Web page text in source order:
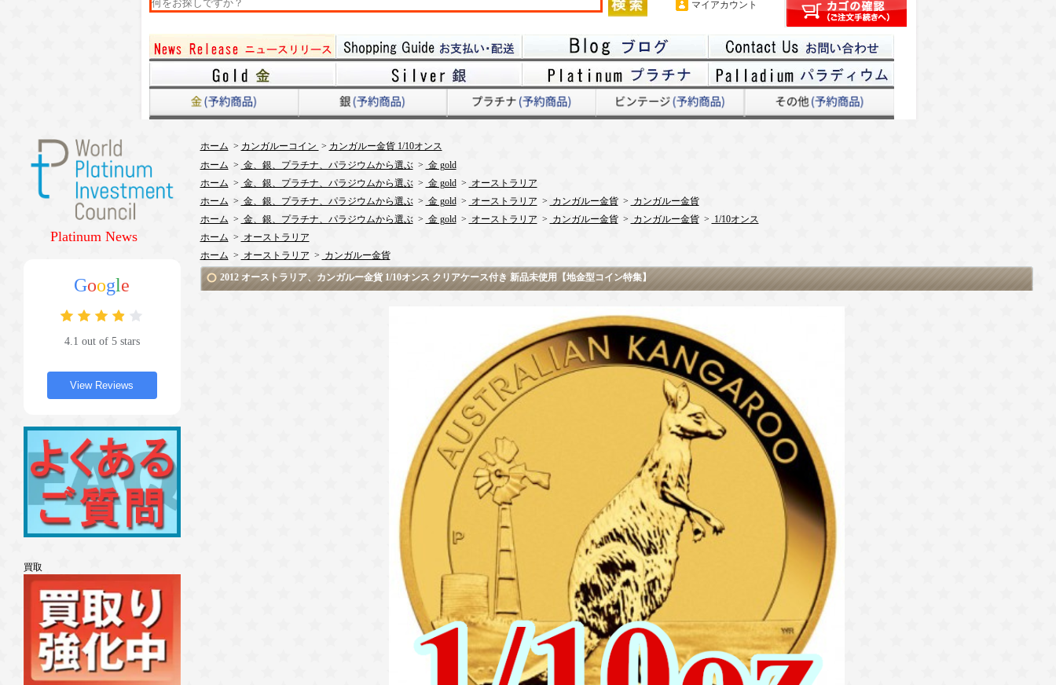
マイアカウント
Platinum News
Google
4.1 out of 5 stars
View Reviews
買取
ホーム > カンガルーコイン > カンガルー金貨 1/10オンス
ホーム > 金、銀、プラチナ、パラジウムから選ぶ> 金 gold
ホーム > 金、銀、プラチナ、パラジウムから選ぶ> 金 gold> オーストラリア
ホーム > 金、銀、プラチナ、パラジウムから選ぶ> 金 gold> オーストラリア > カンガルー金貨> カンガルー金貨
ホーム > 金、銀、プラチナ、パラジウムから選ぶ> 金 gold> オーストラリア > カンガルー金貨> カンガルー金貨> 1/10オンス
ホーム > オーストラリア
ホーム > オーストラリア > カンガルー金貨
2012 オーストラリア、カンガルー金貨 1/10オンス クリアケース付き 新品未使用【地金型コイン特集】